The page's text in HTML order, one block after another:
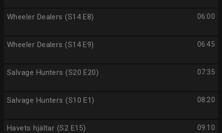
06:00
Wheeler Dealers (S14 E8)
06:45
Wheeler Dealers (S14 E9)
07:35
Salvage Hunters (S20 E20)
08:20
Salvage Hunters (S10 E1)
09:10
Havets hjältar (S2 E15)